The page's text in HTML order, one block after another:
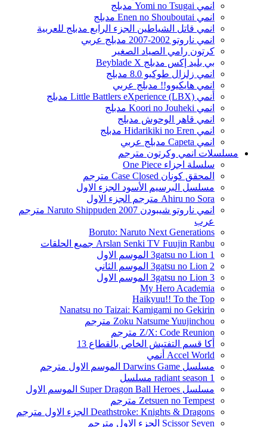
انمي Yomi no Tsugai مدبلج
انمي Enen no Shouboutai مدبلج
انمي قاتل الشياطين الجزء الرابع مدبلج للعربية
انمي ناروتو 2002-2007 مدبلج عربي
كرتون رامي الصياد الصغير
بي بليد إكس مدبلج Beyblade X
انمي زلزال طوكيو 8.0 مدبلج
انمي هايكيوو!! مدبلج عربي
أنمي Little Battlers eXperience (LBX) مدبلج
انمي Koori no Jouheki مدبلج
انمي قاهر الوحوش مدبلج
انمي Hidarikiki no Eren مدبلج
انمي Capeta مدبلج عربي
مسلسلات انمي وكرتون مترجم
سلسلة اجزاء One Piece
المحقق كونان Case Closed مترجم
مسلسل البرسيم الأسود الجزء الاول
Ahiru no Sora مترجم الجزء الاول
انمي ناروتو شيبودن Naruto Shippuden 2007 مترجم
عرب
Boruto: Naruto Next Generations
Arslan Senki TV Fuujin Ranbu جميع الحلقات
3gatsu no Lion 1 الموسم الاول
3gatsu no Lion 2 الموسم الثاني
3gatsu no Lion 3 الموسم الاول
My Hero Academia
Haikyuu!! To the Top
Nanatsu no Taizai: Kamigami no Gekirin
Zoku Natsume Yuujinchou مترجم
Z/X: Code Reunion مترجم
أكا قسم التفتيش الخاص بالقطاع 13
Accel World أنمي
مسلسل Darwins Game الموسم الاول مترجم
radiant season 1 مسلسل
مسلسل Super Dragon Ball Heroes الموسم الاول
Zetsuen no Tempest مترجم
Deathstroke: Knights & Dragons الجزء الاول مترجم
Scissor Seven الجزء الاول مترجم